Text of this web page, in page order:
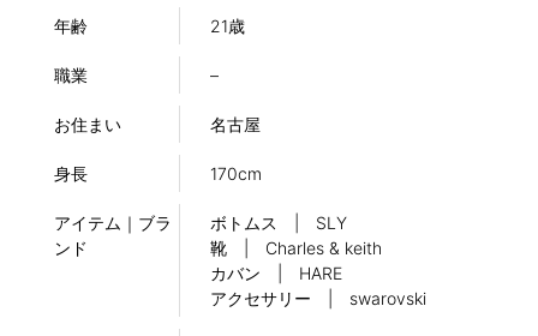
年齢 21歳
職業 –
お住まい 名古屋
身長 170cm
アイテム｜ブラ
ンド
ボトムス | SLY
靴 | Charles & keith
カバン | HARE
アクセサリー | swarovski